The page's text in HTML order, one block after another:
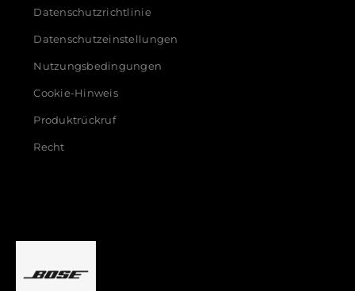
Datenschutzrichtlinie
Datenschutzeinstellungen
Nutzungsbedingungen
Cookie-Hinweis
Produktrückruf
Recht